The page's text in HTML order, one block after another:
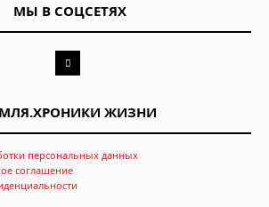
МЫ В СОЦСЕТЯХ
ЖИЗНИ
персональных данных
соглашение